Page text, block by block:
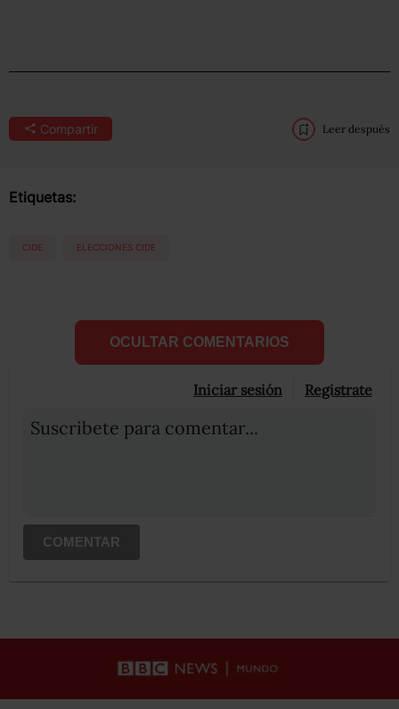
Compartir Leer después
Etiquetas:
CIDE ELECCIONES CIDE
OCULTAR COMENTARIOS
Iniciar sesión Registrate
Suscribete para comentar...
COMENTAR